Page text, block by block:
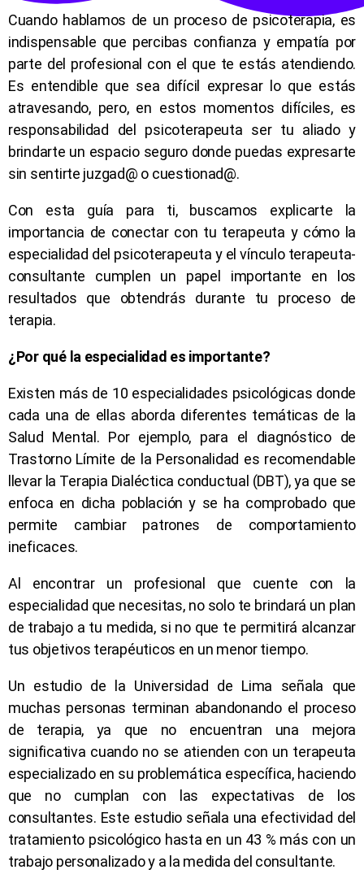
Cuando hablamos de un proceso de psicoterapia, es
indispensable que percibas confianza y empatía por
parte del profesional con el que te estás atendiendo.
Es entendible que sea difícil expresar lo que estás
atravesando, pero, en estos momentos difíciles, es
responsabilidad del psicoterapeuta ser tu aliado y
brindarte un espacio seguro donde puedas expresarte
sin sentirte juzgad@ o cuestionad@.
Con esta guía para ti, buscamos explicarte la
importancia de conectar con tu terapeuta y cómo la
especialidad del psicoterapeuta y el vínculo terapeuta-
consultante cumplen un papel importante en los
resultados que obtendrás durante tu proceso de
terapia.
¿Por qué la especialidad es importante?
Existen más de 10 especialidades psicológicas donde
cada una de ellas aborda diferentes temáticas de la
Salud Mental. Por ejemplo, para el diagnóstico de
Trastorno Límite de la Personalidad es recomendable
llevar la Terapia Dialéctica conductual (DBT), ya que se
enfoca en dicha población y se ha comprobado que
permite cambiar patrones de comportamiento
ineficaces.
Al encontrar un profesional que cuente con la
especialidad que necesitas, no solo te brindará un plan
de trabajo a tu medida, si no que te permitirá alcanzar
tus objetivos terapéuticos en un menor tiempo.
Un estudio de la Universidad de Lima señala que
muchas personas terminan abandonando el proceso
de terapia, ya que no encuentran una mejora
significativa cuando no se atienden con un terapeuta
especializado en su problemática específica, haciendo
que no cumplan con las expectativas de los
consultantes. Este estudio señala una efectividad del
tratamiento psicológico hasta en un 43 % más con un
trabajo personalizado y a la medida del consultante.